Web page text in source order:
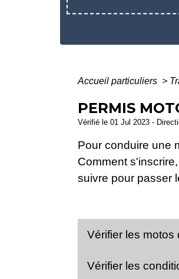
Accueil particuliers >
PERMIS
Vérifié le 01 Jul 2023 -
Pour conduire une
Comment
suivre pour passer
Vérifier les motos
Vérifier les